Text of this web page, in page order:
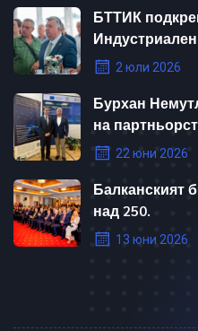
БТТИК
2 юли 2026
Бурхан
на
22 юни 2026
Балканският
над 250.
13 юни 2026